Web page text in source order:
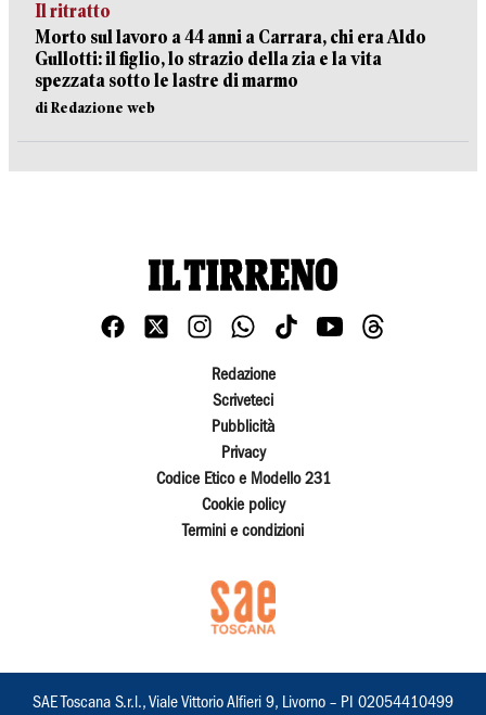
Il ritratto
Morto sul lavoro a 44 anni a Carrara, chi era Aldo
Gullotti: il figlio, lo strazio della zia e la vita
spezzata sotto le lastre di marmo
di Redazione web
Redazione
Scriveteci
Pubblicità
Privacy
Codice Etico e Modello 231
Cookie policy
Termini e condizioni
SAE Toscana S.r.l., Viale Vittorio Alfieri 9, Livorno – PI 02054410499